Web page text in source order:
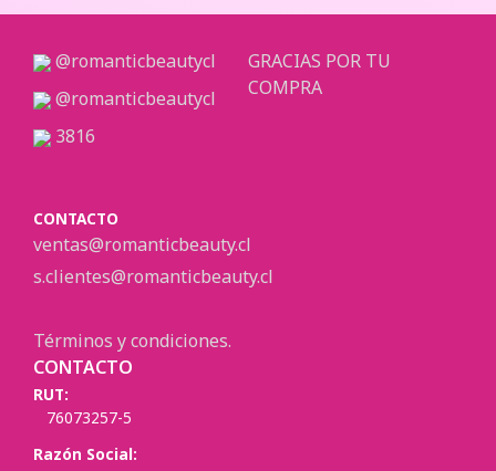
@romanticbeautycl
@romanticbeautycl
3816
CONTACTO
ventas@romanticbeauty.cl
s.clientes@romanticbeauty.cl
Términos y condiciones.
GRACIAS POR TU
COMPRA
CONTACTO
RUT:
76073257-5
Razón Social: